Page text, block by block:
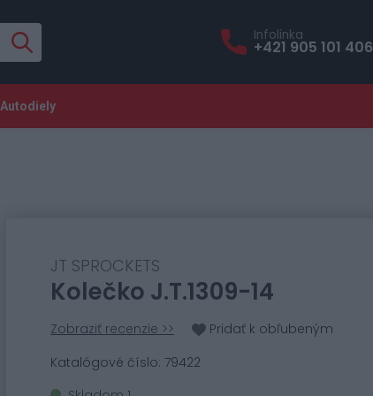
Infolinka
+421 905 101 406
Autodiely
JT SPROCKETS
Kolečko J.T.1309-14
Zobraziť recenzie >>
Pridať k obľubeným
Katalógové číslo: 79422